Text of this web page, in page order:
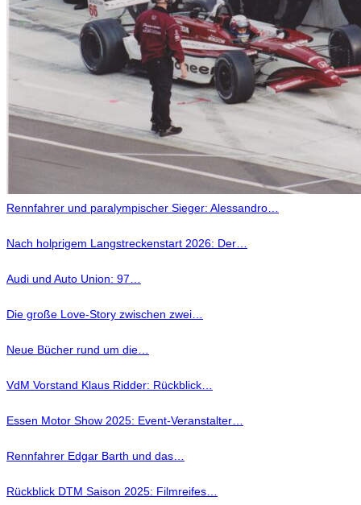
Rennfahrer und paralympischer Sieger: Alessandro…
Nach holprigem Langstreckenstart 2026: Der…
Audi und Auto Union: 97…
Die große Love-Story zwischen zwei…
Neue Bücher rund um die…
VdM Vorstand Klaus Ridder: Rückblick…
Essen Motor Show 2025: Event-Veranstalter…
Rennfahrer Edgar Barth und das…
Rückblick DTM Saison 2025: Filmreifes…